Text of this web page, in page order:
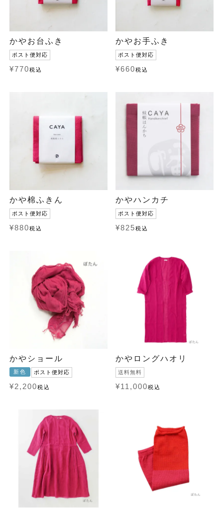
かやお台ふき
ポスト便対応
¥770税込
かやお手ふき
ポスト便対応
¥660税込
かや棉ふきん
ポスト便対応
¥880税込
かやハンカチ
ポスト便対応
¥825税込
かやショール
新色 ポスト便対応
¥2,200税込
かやロングハオリ
送料無料
¥11,000税込